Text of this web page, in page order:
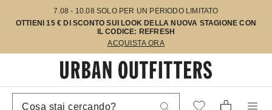
7.08 - 10.08 SOLO PER UN PERIODO LIMITATO
OTTIENI 15 € DI SCONTO SUI LOOK DELLA NUOVA STAGIONE CON
IL CODICE: REFRESH
ACQUISTA ORA